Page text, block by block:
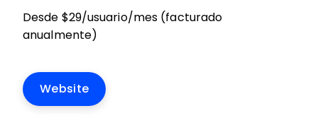
Desde $29/usuario/mes (facturado
anualmente)
Website